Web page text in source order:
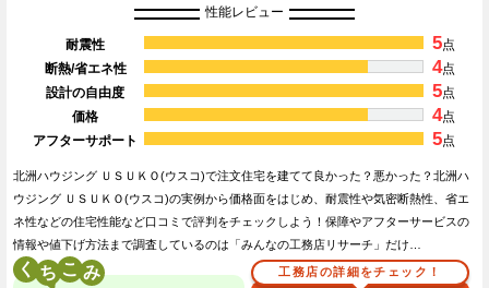
性能レビュー
耐震性 5点
断熱/省エネ性
4点
設計の自由度
5点
価格
4点
アフターサポート
5点
北洲ハウジング ＵＳＵＫＯ(ウスコ)で注文住宅を建てて良かった？悪かった？北洲ハ
ウジング ＵＳＵＫＯ(ウスコ)の実例から価格面をはじめ、耐震性や気密断熱性、省エ
ネ性などの住宅性能など口コミで評判をチェックしよう！保障やアフターサービスの
情報や値下げ方法まで調査しているのは「みんなの工務店リサーチ」だけ…
く こ 工務店の詳細をチェック！